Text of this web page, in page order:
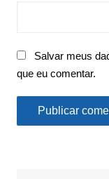
Salvar meus
que eu comentar.